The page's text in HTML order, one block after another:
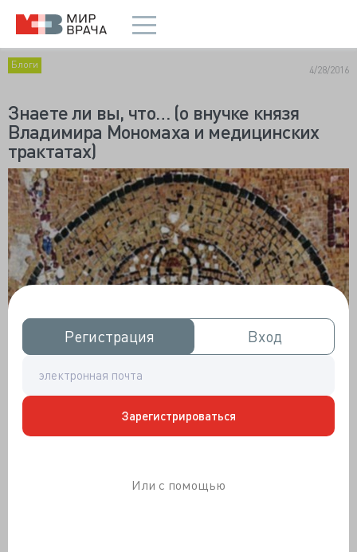
Регистрация
Регистрация Вход
Вход
Зарегистрироваться
Или с помощью
Блоги 4/28/2016
Знаете ли вы, что… (о внучке князя
Владимира Мономаха и медицинских
трактатах)